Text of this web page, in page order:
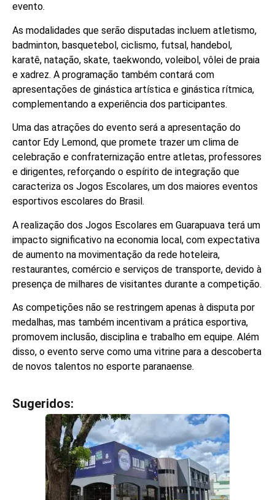
evento.
As modalidades que serão disputadas incluem atletismo,
badminton, basquetebol, ciclismo, futsal, handebol,
karatê, natação, skate, taekwondo, voleibol, vôlei de praia
e xadrez. A programação também contará com
apresentações de ginástica artística e ginástica rítmica,
complementando a experiência dos participantes.
Uma das atrações do evento será a apresentação do
cantor Edy Lemond, que promete trazer um clima de
celebração e confraternização entre atletas, professores
e dirigentes, reforçando o espírito de integração que
caracteriza os Jogos Escolares, um dos maiores eventos
esportivos escolares do Brasil.
A realização dos Jogos Escolares em Guarapuava terá um
impacto significativo na economia local, com expectativa
de aumento na movimentação da rede hoteleira,
restaurantes, comércio e serviços de transporte, devido à
presença de milhares de visitantes durante a competição.
As competições não se restringem apenas à disputa por
medalhas, mas também incentivam a prática esportiva,
promovem inclusão, disciplina e trabalho em equipe. Além
disso, o evento serve como uma vitrine para a descoberta
de novos talentos no esporte paranaense.
Sugeridos: